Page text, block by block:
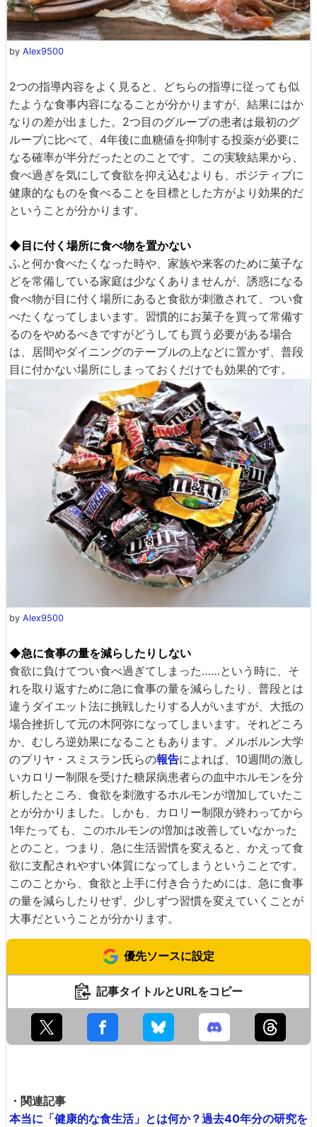
by Alex9500
2つの指導内容をよく見ると、どちらの指導に従っても似
たような食事内容になることが分かりますが、結果にはか
なりの差が出ました。2つ目のグループの患者は最初のグ
ループに比べて、4年後に血糖値を抑制する投薬が必要に
なる確率が半分だったとのことです。この実験結果から、
食べ過ぎを気にして食欲を抑え込むよりも、ポジティブに
健康的なものを食べることを目標とした方がより効果的だ
ということが分かります。
◆目に付く場所に食べ物を置かない
ふと何か食べたくなった時や、家族や来客のために菓子な
どを常備している家庭は少なくありませんが、誘惑になる
食べ物が目に付く場所にあると食欲が刺激されて、つい食
べたくなってしまいます。習慣的にお菓子を買って常備す
るのをやめるべきですがどうしても買う必要がある場合
は、居間やダイニングのテーブルの上などに置かず、普段
目に付かない場所にしまっておくだけでも効果的です。
by Alex9500
◆急に食事の量を減らしたりしない
食欲に負けてつい食べ過ぎてしまった……という時に、そ
れを取り返すために急に食事の量を減らしたり、普段とは
違うダイエット法に挑戦したりする人がいますが、大抵の
場合挫折して元の木阿弥になってしまいます。それどころ
か、むしろ逆効果になることもあります。メルボルン大学
のプリヤ・スミスラン氏らの報告によれば、10週間の激し
いカロリー制限を受けた糖尿病患者らの血中ホルモンを分
析したところ、食欲を刺激するホルモンが増加していたこ
とが分かりました。しかも、カロリー制限が終わってから
1年たっても、このホルモンの増加は改善していなかった
とのこと。つまり、急に生活習慣を変えると、かえって食
欲に支配されやすい体質になってしまうということです。
このことから、食欲と上手に付き合うためには、急に食事
の量を減らしたりせず、少しずつ習慣を変えていくことが
大事だということが分かります。
優先ソースに設定
記事タイトルとURLをコピー
・関連記事
本当に「健康的な食生活」とは何か？過去40年分の研究を